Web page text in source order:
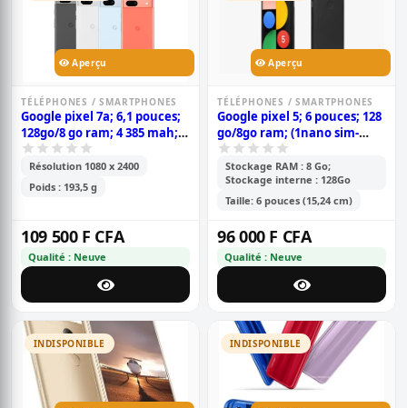
Aperçu
TÉLÉPHONES / SMARTPHONES
Google pixel 7a; 6,1 pouces;
128go/8 go ram; 4 385 mah;
garantie 6 mois
Résolution 1080 x 2400
Poids : 193,5 g
109 500 F CFA
Qualité : Neuve
Aperçu
TÉLÉPHONES / SMARTPHONES
Google pixel 5; 6 pouces; 128
go/8go ram; (1nano sim-
esim); 4080mah; garantie 6
mois
Stockage RAM : 8 Go;
Stockage interne : 128Go
Taille: 6 pouces (15,24 cm)
96 000 F CFA
Qualité : Neuve
INDISPONIBLE INDISPONIBLE